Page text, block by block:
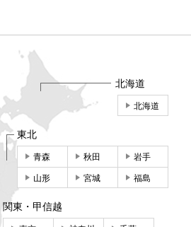
北海道
北海道
東北
青森 秋田 岩手
山形 宮城 福島
関東・甲信越